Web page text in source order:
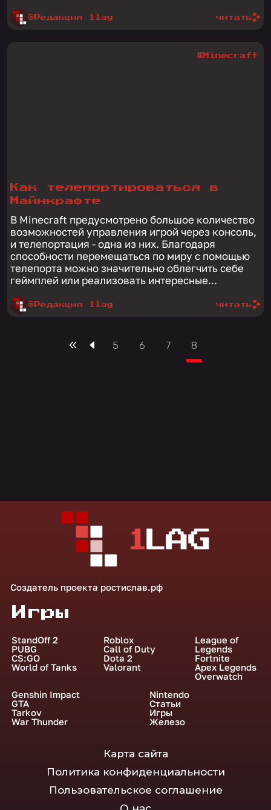
@Редакция 1lag читать
Как телепортироваться в
Майнкрафте
В Minecraft предусмотрено большое количество
возможностей управления игрой через консоль,
и телепортация - одна из них. Благодаря
способности перемещаться по миру с помощью
телепорта можно значительно облегчить себе
геймплей или реализовать интересные...
@Редакция 1lag
#Minecraft
читать
5 6 7 8
Создатель проекта ростислав.рф
Игры
StandOff 2
PUBG
CS:GO
World of Tanks
Roblox
Call of Duty
Dota 2
Valorant
League of
Legends
Fortnite
Apex Legends
Overwatch
Genshin Impact
GTA
Tarkov
War Thunder
Nintendo
Статьи
Игры
Железо
Карта сайта
Политика конфиденциальности
Пользовательское соглашение